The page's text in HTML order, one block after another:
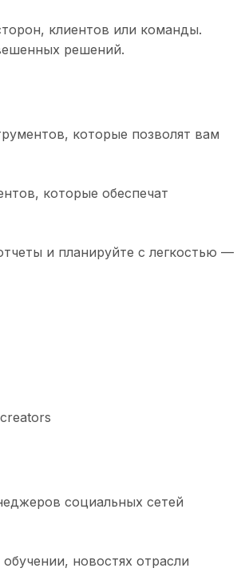
клиентов или команды.
решений.
которые позволят вам
которые обеспечат
и планируйте с легкостью —
социальных сетей
новостях отрасли